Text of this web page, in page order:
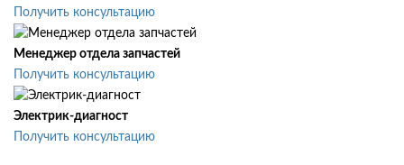
Получить консультацию
Менеджер отдела запчастей
Получить консультацию
Электрик-диагност
Получить консультацию